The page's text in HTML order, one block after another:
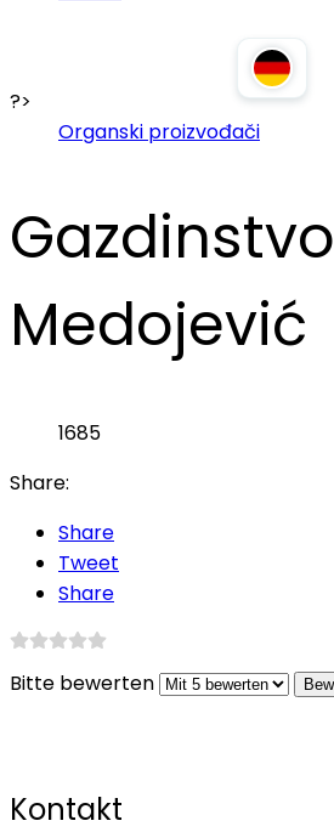
?>
Organski proizvođači
Gazdinstvo
Medojević
1685
Share:
Share
Tweet
Share
Bitte bewerten
Kontakt